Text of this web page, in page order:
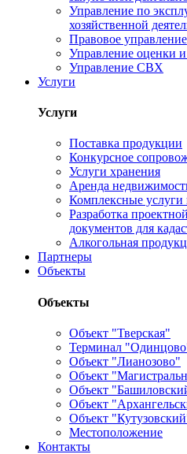
Управление по
хозяйственной
Правовое управление
Управление оценки
Управление СВХ
Услуги
Услуги
Поставка продукции
Конкурсное
Услуги хранения
Аренда
Комплексные
Разработка
документов для
Алкогольная
Партнеры
Объекты
Объекты
Объект "Тверская"
Терминал
Объект "Лианозово"
Объект
Объект
Объект
Объект
Местоположение
Контакты